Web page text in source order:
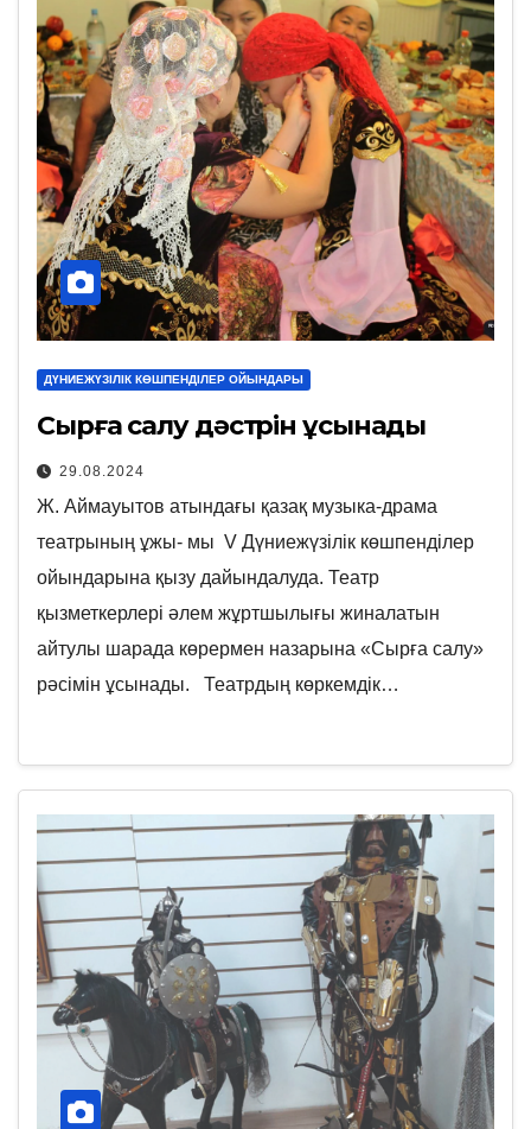
ДҮНИЕЖҮЗІЛІК КӨШПЕНДІЛЕР ОЙЫНДАРЫ
Сырға салу дәстүрін ұсынады
29.08.2024
Ж. Аймауытов атындағы қазақ музыка-драма
театрының ұжы- мы V Дүниежүзілік көшпенділер
ойындарына қызу дайындалуда. Театр
қызметкерлері әлем жұртшылығы жиналатын
айтулы шарада көрермен назарына «Сырға салу»
рәсімін ұсынады. Театрдың көркемдік…